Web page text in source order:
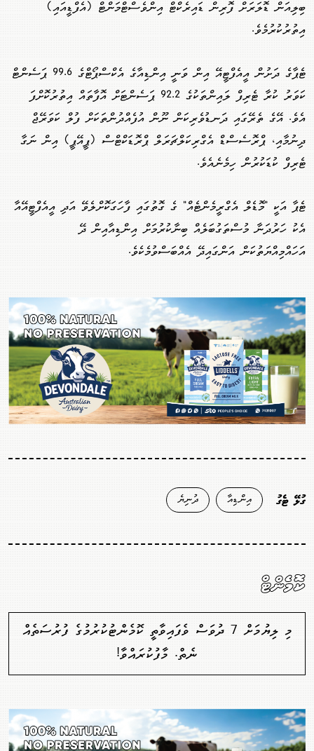
ބިލިއަން ޑޮލަރަށް ފޮރިން ޑައިރެކްޓް އިންވެސްޓްމަންޓް (އެފްޑީއައި)
އިތުރުކުރުމެވެ.
ޓެޕާގެ ދަށުން އީއެފްޓީއޭ އިން ވަނީ އިންޑިއާގެ އެކްސްޕޯޓްގެ 99.6 ޕަސެންޓް
ކަވަރު ކުރާ ޓެރިފް ލައިންތަކުގެ 92.2 ޕަސެންޓަށް އޮފާތައް އިތުރުކޮށްފަ
އެވެ. އޭގެ ތެރޭގައި ދަނޑުވެރިކަން ނޫން އުފެއްދުންތަކަށް ފުލް ކަވަރޭޖް
ދިނުމާއި، ޕްރޮސެސްޑް އެގްރިކަލްޗަރަލް ޕްރޮޑަކްޓްސް (ޕީއޭޕީ) އިން ނަގާ
ޓެރިފް ކުޑަކުރުން ހިމެނެއެވެ.
ޓެޕާ އަކީ "މޮޑެލް އެގްރީމެންޓެއް" ގެ ގޮތުގައި ފާހަގަކޮށްލެވޭ އަދި އީއެފްޓީއޭއާ
އެކު ހަރުދަނާ މުސްތަގުބަލެއް ބިނާކުރުމަށް އިންޑިއާއިން ދޭ
އަހައްމިއްޔަތުކަން އަންގައިދޭ އެއްބަސްވުމެކެވެ.
ގުޅޭ ޓެގު އިންޑިއާ ދުނިޔެ
ކޮމެންޓް
މި ލިޔުމަށް 7 ދުވަސް ވެފައިވާތީ ކޮމެންޓުކުރުމުގެ ފުރުސަތެއް
ނެތް. މާފުކުރައްވާ!